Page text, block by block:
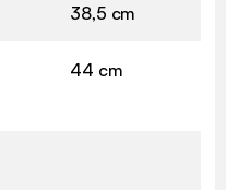
38,5 cm
44 cm